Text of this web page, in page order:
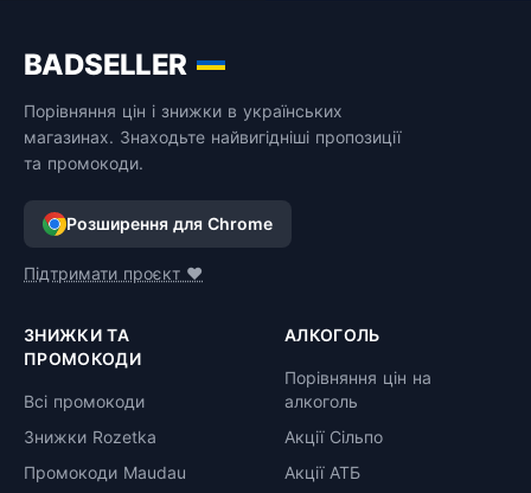
BADSELLER
Порівняння цін і знижки в українських
магазинах. Знаходьте найвигідніші пропозиції
та промокоди.
Розширення для Chrome
Підтримати проєкт ❤️
ЗНИЖКИ ТА
ПРОМОКОДИ
Всі промокоди
Знижки Rozetka
Промокоди Maudau
АЛКОГОЛЬ
Порівняння цін на
алкоголь
Акції Сільпо
Акції АТБ